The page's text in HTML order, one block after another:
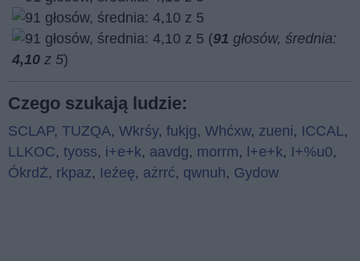
(91 głosów, średnia:
4,10 z 5)
Czego szukają ludzie:
SCLAP, TUZQA, Wkrśy, fukjg, Whćxw, zueni, ICCAL,
LLKOC, tyoss, i+e+k, aavdg, morrm, l+e+k, I+%u0,
ÓkrdŻ, rkpaz, Ieźeę, ażrrć, qwnuh, Gydow